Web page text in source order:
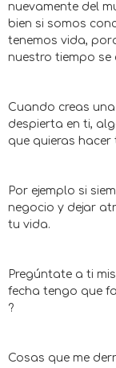
nuevamente del
bien si somos
tenemos vida,
nuestro tiempo se
Cuando creas
despierta en ti,
que quieras hacer
Por ejemplo si
negocio y dejar
tu vida.
Pregúntate a ti
fecha tengo que
?
Cosas que me